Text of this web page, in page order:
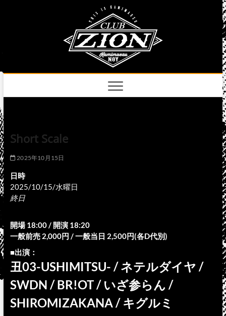
Short Scale
2025年10月15日
日時
2025/10/15/水曜日
終日
開場 18:00 / 開演 18:20
一般前売 2,000円 / 一般当日 2,500円(各D代別)
■出演：
丑03-USHIMITSU- / ネテルダイヤ /
SWDN / BR!OT / いざ参らん /
SHIROMIZAKANA / キグルミ